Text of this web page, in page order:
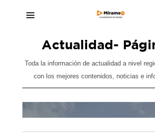
Actualidad-
Toda la información de actualidad a nivel
con los mejores contenidos, noticias e